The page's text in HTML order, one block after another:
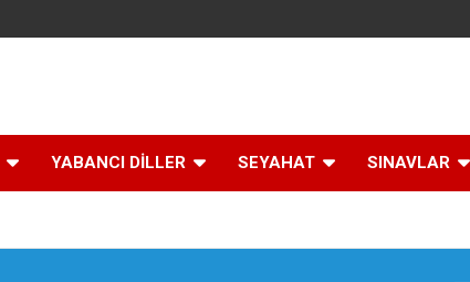
YABANCI DİLLER SEYAHAT SINAVLAR